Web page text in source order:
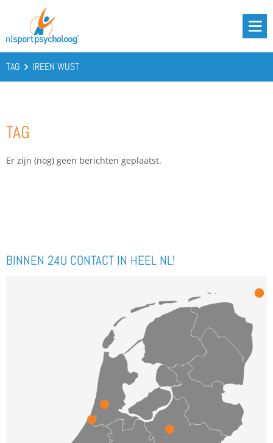
CONTACT
TAG IREEN WUST
TAG
Er zijn (nog) geen berichten geplaatst.
BINNEN 24U CONTACT IN HEEL NL!